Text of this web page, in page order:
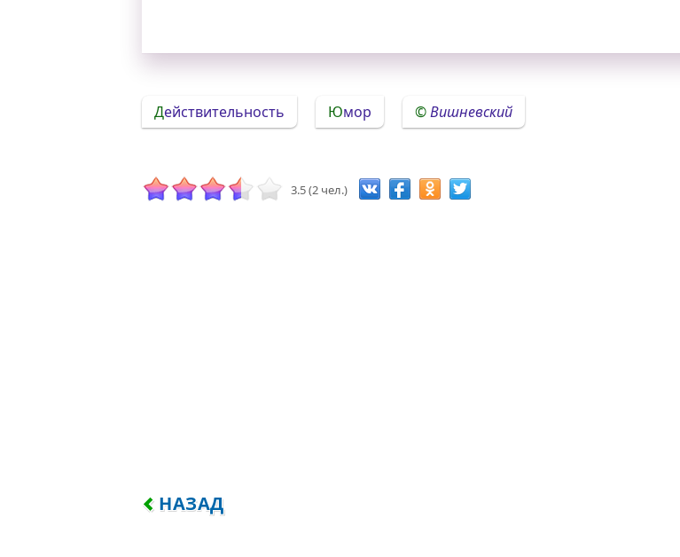
Действительность Юмор Вишневский
3.5 (2 чел.)
ПРЕДЫДУЩИЙ: Я ЧТО-ТО ПЕРЕСТАЛ ТЯНУТЬСЯ К ЛЮДЯМ...
НАЗАД